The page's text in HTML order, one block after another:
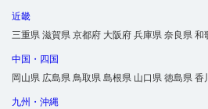
近畿
三重県滋賀県京都府 大阪府兵庫県奈良県和
中国・四国
岡山県 広島県鳥取県島根県 山口県徳島県香
九州・沖縄